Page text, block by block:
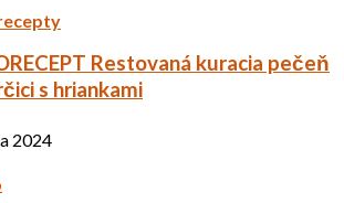
Restovaná kuracia pečeň
s hriankami
2024